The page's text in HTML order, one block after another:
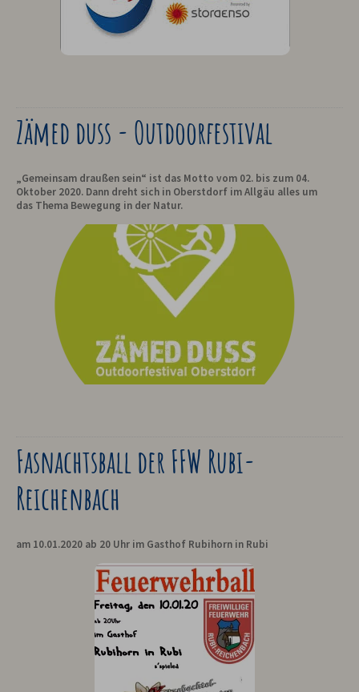
Zämed duss - Outdoorfestival
„Gemeinsam draußen sein“ ist das Motto vom 02. bis zum 04.
Oktober 2020. Dann dreht sich in Oberstdorf im Allgäu alles um
das Thema Bewegung in der Natur.
Fasnachtsball der FFW Rubi-
Reichenbach
am 10.01.2020 ab 20 Uhr im Gasthof Rubihorn in Rubi